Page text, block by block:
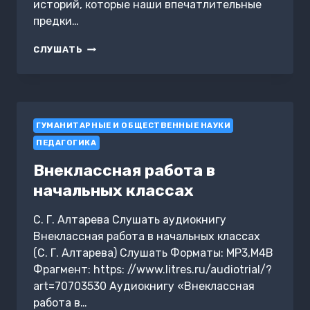
историй, которые наши впечатлительные
предки…
СЛУШАТЬ NEXUS.
КАМЕННОГО
ВЕКА
ДО
ИСКУССТВЕННОГО
ИНТЕЛЛЕКТА.
ЮВАЛЬ
САММАРИ
ГУМАНИТАРНЫЕ И ОБЩЕСТВЕННЫЕ НАУКИ
ПЕДАГОГИКА
Внеклассная работа в
начальных классах
С. Г. Алтарева Слушать аудиокнигу
Внеклассная работа в начальных классах
(С. Г. Алтарева) Слушать Форматы: MP3,M4B
Фрагмент: https: //www.litres.ru/audiotrial/?
art=70703530 Аудиокнигу «Внеклассная
работа в…